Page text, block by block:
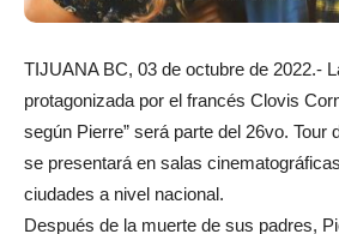
TIJUANA BC, 03 de octubre de 2022.-
protagonizada por el francés Clovis
según Pierre” será parte del 26vo. Tour
se presentará en salas
ciudades a nivel nacional.
Después de la muerte de sus padres,